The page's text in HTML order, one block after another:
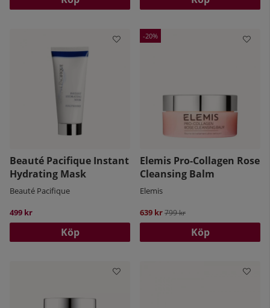
Beauté Pacifique Instant
Hydrating Mask
Beauté Pacifique
499 kr
Köp
20
Elemis Pro-Collagen Rose
Cleansing Balm
Elemis
639 krOrdinarie pris:
799 kr
Köp